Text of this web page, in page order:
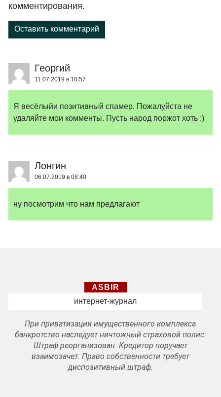
комментирования.
Оставить комментарий
Георгий
11.07.2019 в 10:57
Я весёлыйи позитивный спамер. Пожалуйста не
удаляйте мои комменты. Пусть народ поржот хоть :)
Лонгин
06.07.2019 в 08:40
ну посмотрим что нам предлагают
ASBIR
интернет-журнал
При приватизации имущественного комплекса
банкротство наследует ничтожный страховой полис.
Штраф реорганизован. Кредитор поручает
взаимозачет. Право собственности требует
диспозитивный штраф.